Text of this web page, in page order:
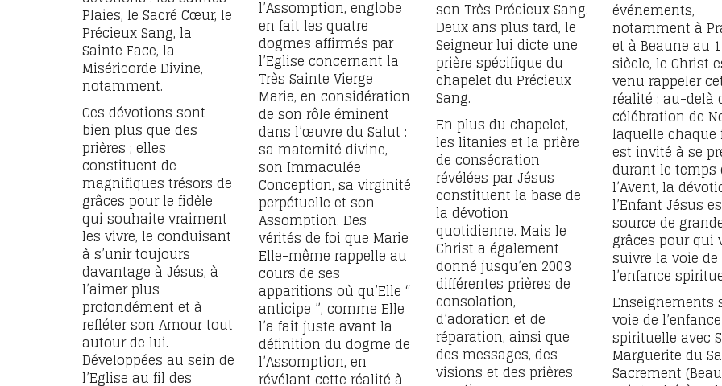
Plaies, le Sacré Cœur, le
Précieux Sang, la
Sainte Face, la
Miséricorde Divine,
notamment.
Ces dévotions sont
bien plus que des
prières ; elles
constituent de
magnifiques trésors de
grâces pour le fidèle
qui souhaite vraiment
les vivre, le conduisant
à s’unir toujours
davantage à Jésus, à
l’aimer plus
profondément et à
refléter son Amour tout
autour de lui.
Développées au sein de
l’Eglise au fil des
l’Assomption, englobe
en fait les quatre
dogmes affirmés par
l’Eglise concernant la
Très Sainte Vierge
Marie, en considération
de son rôle éminent
dans l’œuvre du Salut :
sa maternité divine,
son Immaculée
Conception, sa virginité
perpétuelle et son
Assomption. Des
vérités de foi que Marie
Elle-même rappelle au
cours de ses
apparitions où qu’Elle “
anticipe ”, comme Elle
l’a fait juste avant la
définition du dogme de
l’Assomption, en
révélant cette réalité à
son Très Précieux Sang.
Deux ans plus tard, le
Seigneur lui dicte une
prière spécifique du
chapelet du Précieux
Sang.
En plus du chapelet,
les litanies et la prière
de consécration
révélées par Jésus
constituent la base de
la dévotion
quotidienne. Mais le
Christ a également
donné jusqu’en 2003
différentes prières de
consolation,
d’adoration et de
réparation, ainsi que
des messages, des
visions et des prières
événements,
notamment à
et à Beaune au
siècle, le Christ
venu rappeler
réalité : au-delà
célébration de
laquelle chaque
est invité à se
durant le temps
l’Avent, la
l’Enfant Jésus
source de
grâces pour qui
suivre la voie de
l’enfance
Enseignements
voie de l’enfance
spirituelle avec
Marguerite du
Sacrement